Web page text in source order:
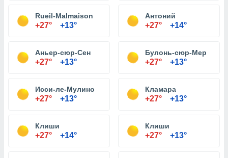
Rueil-Malmaison
+27° +13°
Антоний
+27° +14°
Аньер-сюр-Сен
+27° +13°
Булонь-сюр-Мер
+27° +13°
Исси-ле-Мулино
+27° +13°
Кламара
+27° +13°
Клиши
+27° +14°
Клиши
+27° +13°